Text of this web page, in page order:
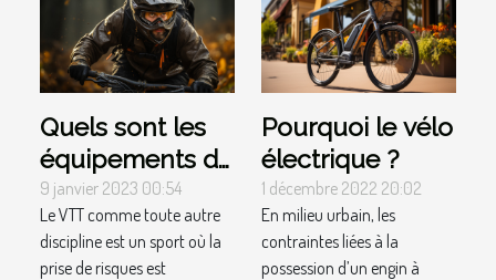
Quels sont les
équipements de
protection
nécessaire en
VTT ?
9 janvier 2023 00:54
Le VTT comme toute autre
discipline est un sport où la
prise de risques est
Pourquoi le vélo
électrique ?
1 décembre 2022 20:02
En milieu urbain, les
contraintes liées à la
possession d’un engin à